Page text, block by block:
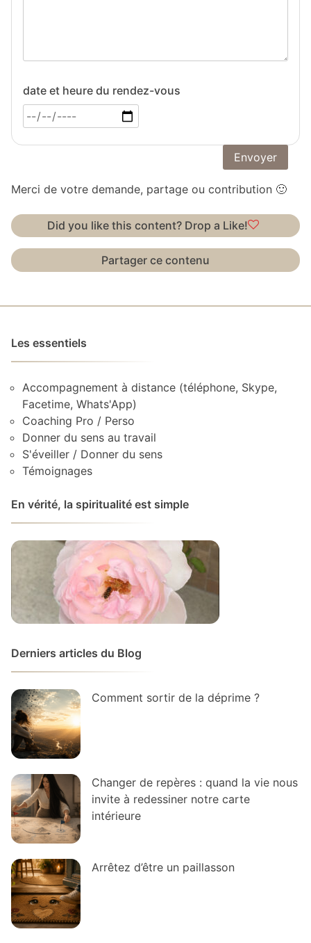
date et heure du rendez-vous
Merci de votre demande, partage ou contribution 🙂
Did you like this content? Drop a Like!
Partager ce contenu
Les essentiels
Accompagnement à distance (téléphone, Skype,
Facetime, Whats'App)
Coaching Pro / Perso
Donner du sens au travail
S'éveiller / Donner du sens
Témoignages
En vérité, la spiritualité est simple
Derniers articles du Blog
Comment sortir de la déprime ?
Changer de repères : quand la vie nous
invite à redessiner notre carte
intérieure
Arrêtez d’être un paillasson